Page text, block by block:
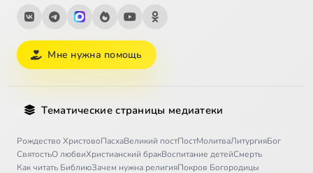
Мне нужна помощь
Тематические страницы медиатеки
Рождество ХристовоПасхаВеликий постПостМолитваЛитургияБог
СвятостьО любвиХристианский бракВоспитание детейСмерть
Как читать БиблиюЗачем нужна религияПокров Богородицы